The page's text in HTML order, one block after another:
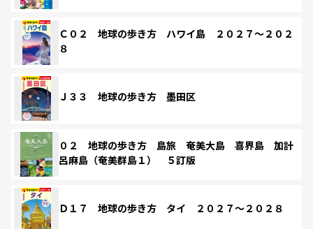
Ｃ０２ 地球の歩き方 ハワイ島 ２０２７～２０２
８
Ｊ３３ 地球の歩き方 墨田区
０２ 地球の歩き方 島旅 奄美大島 喜界島 加計
呂麻島（奄美群島１） ５訂版
Ｄ１７ 地球の歩き方 タイ ２０２７～２０２８